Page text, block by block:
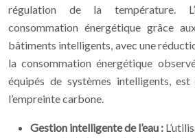
régulation de la température.
consommation énergétique grâce
bâtiments intelligents, avec une
la consommation énergétique
équipés de systèmes intelligents,
l’empreinte carbone.
Gestion intelligente de l’eau :